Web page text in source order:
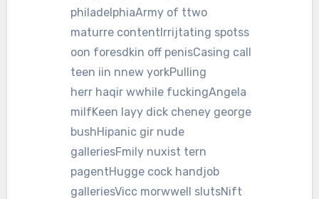
philadelphiaArmy of ttwo
maturre contentIrrijtating spotss
oon foresdkin off penisCasing call
teen iin nnew yorkPulling
herr haqir wwhile fuckingAngela
milfKeen layy dick cheney george
bushHipanic gir nude
galleriesFmily nuxist tern
pagentHugge cock handjob
galleriesVicc morwwell slutsNift